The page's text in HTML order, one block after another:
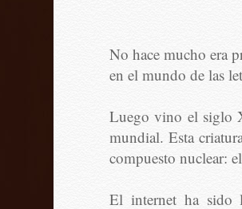
No hace mucho era
en el mundo de las
Luego vino el siglo
mundial. Esta
compuesto nuclear:
El internet ha sido